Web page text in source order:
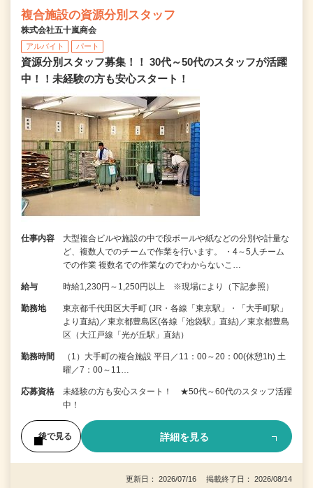
複合施設の資源分別スタッフ
株式会社五十嵐商会
アルバイト パート
資源分別スタッフ募集！！ 30代～50代のスタッフが活躍
中！！未経験の方も安心スタート！
仕事内容
大型複合ビルや施設の中で段ボールや紙などの分別や計量な
ど、複数人でのチームで作業を行います。 ・4～5人チーム
での作業 複数名での作業なのでわからないこ…
給与 時給1,230円～1,250円以上 ※現場により（下記参照）
勤務地
東京都千代田区大手町 (JR・各線「東京駅」・「大手町駅」
より直結)／東京都豊島区(各線「池袋駅」直結)／東京都豊島
区（大江戸線「光が丘駅」直結）
勤務時間
（1）大手町の複合施設 平日／11：00～20：00(休憩1h) 土
曜／7：00～11…
応募資格
未経験の方も安心スタート！ ★50代～60代のスタッフ活躍
中！
後で見る 詳細を見る
更新日： 2026/07/16 掲載終了日： 2026/08/14